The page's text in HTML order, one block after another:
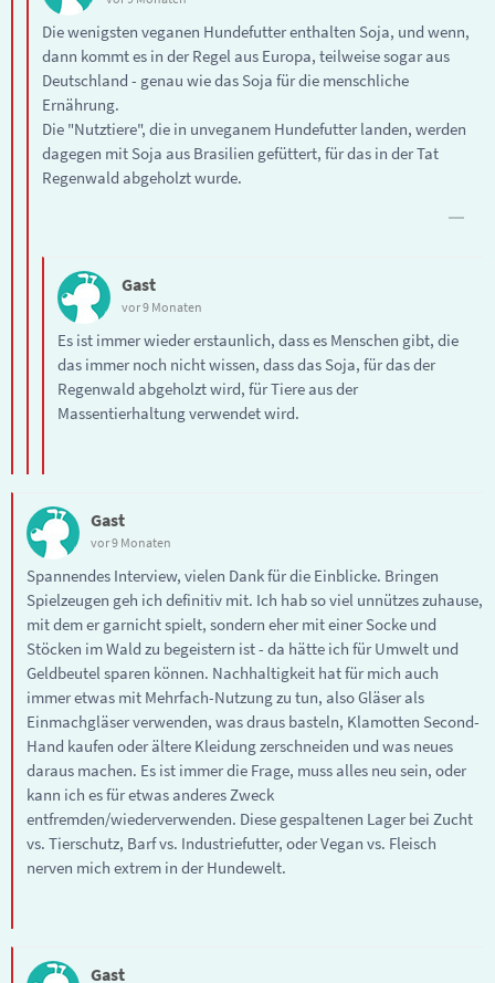
Die wenigsten veganen Hundefutter enthalten Soja, und wenn,
dann kommt es in der Regel aus Europa, teilweise sogar aus
Deutschland - genau wie das Soja für die menschliche
Ernährung.
Die "Nutztiere", die in unveganem Hundefutter landen, werden
dagegen mit Soja aus Brasilien gefüttert, für das in der Tat
Regenwald abgeholzt wurde.
Gast
vor 9 Monaten
Es ist immer wieder erstaunlich, dass es Menschen gibt, die
das immer noch nicht wissen, dass das Soja, für das der
Regenwald abgeholzt wird, für Tiere aus der
Massentierhaltung verwendet wird.
Gast
vor 9 Monaten
Spannendes Interview, vielen Dank für die Einblicke. Bringen
Spielzeugen geh ich definitiv mit. Ich hab so viel unnützes zuhause,
mit dem er garnicht spielt, sondern eher mit einer Socke und
Stöcken im Wald zu begeistern ist - da hätte ich für Umwelt und
Geldbeutel sparen können. Nachhaltigkeit hat für mich auch
immer etwas mit Mehrfach-Nutzung zu tun, also Gläser als
Einmachgläser verwenden, was draus basteln, Klamotten Second-
Hand kaufen oder ältere Kleidung zerschneiden und was neues
daraus machen. Es ist immer die Frage, muss alles neu sein, oder
kann ich es für etwas anderes Zweck
entfremden/wiederverwenden. Diese gespaltenen Lager bei Zucht
vs. Tierschutz, Barf vs. Industriefutter, oder Vegan vs. Fleisch
nerven mich extrem in der Hundewelt.
Gast